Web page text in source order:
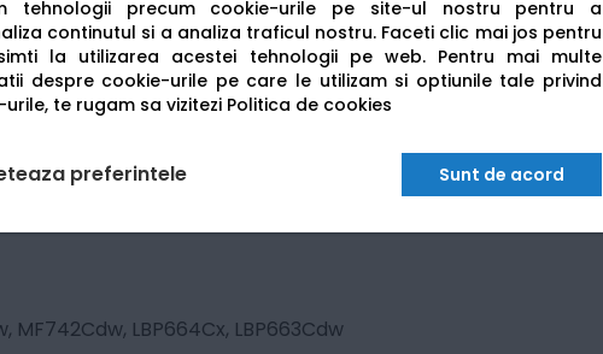
tehnologii precum cookie-urile pe site-ul nostru pentru a
continutul si a analiza traficul nostru. Faceti clic mai jos pentru
la utilizarea acestei tehnologii pe web. Pentru mai multe
despre cookie-urile pe care le utilizam si optiunile tale privind
te rugam sa vizitezi Politica de cookies
preferintele Sunt de acord
MF742Cdw, LBP664Cx, LBP663Cdw